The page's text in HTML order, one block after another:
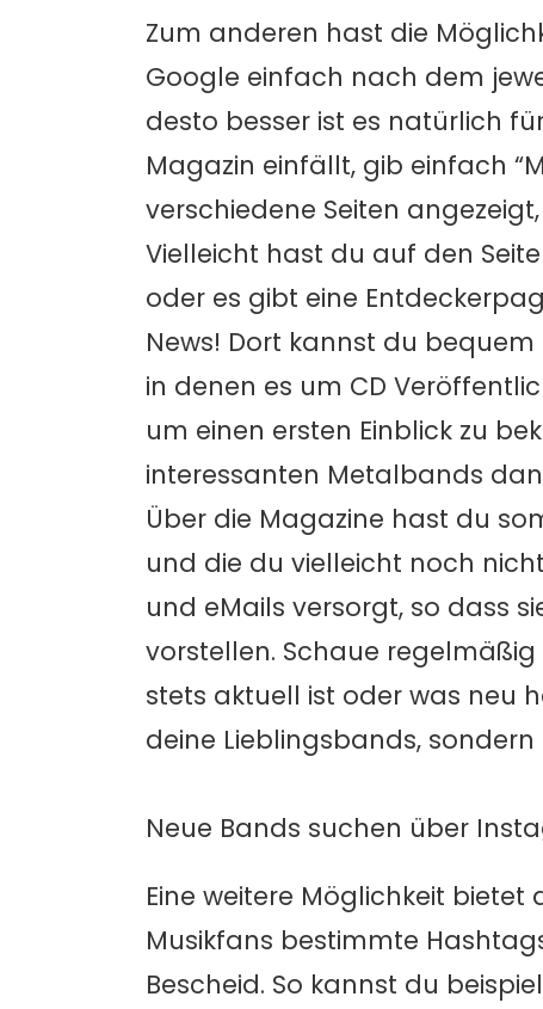
Zum anderen hast die
Google einfach nach dem
desto besser ist es natürlich
Magazin einfällt, gib einfach
verschiedene Seiten
Vielleicht hast du auf den
oder es gibt eine
News! Dort kannst du
in denen es um CD
um einen ersten Einblick zu
interessanten Metalbands
Über die Magazine hast du
und die du vielleicht noch
und eMails versorgt, so dass
vorstellen. Schaue
stets aktuell ist oder was neu
deine Lieblingsbands,
Neue Bands suchen über
Eine weitere Möglichkeit
Musikfans bestimmte
Bescheid. So kannst du